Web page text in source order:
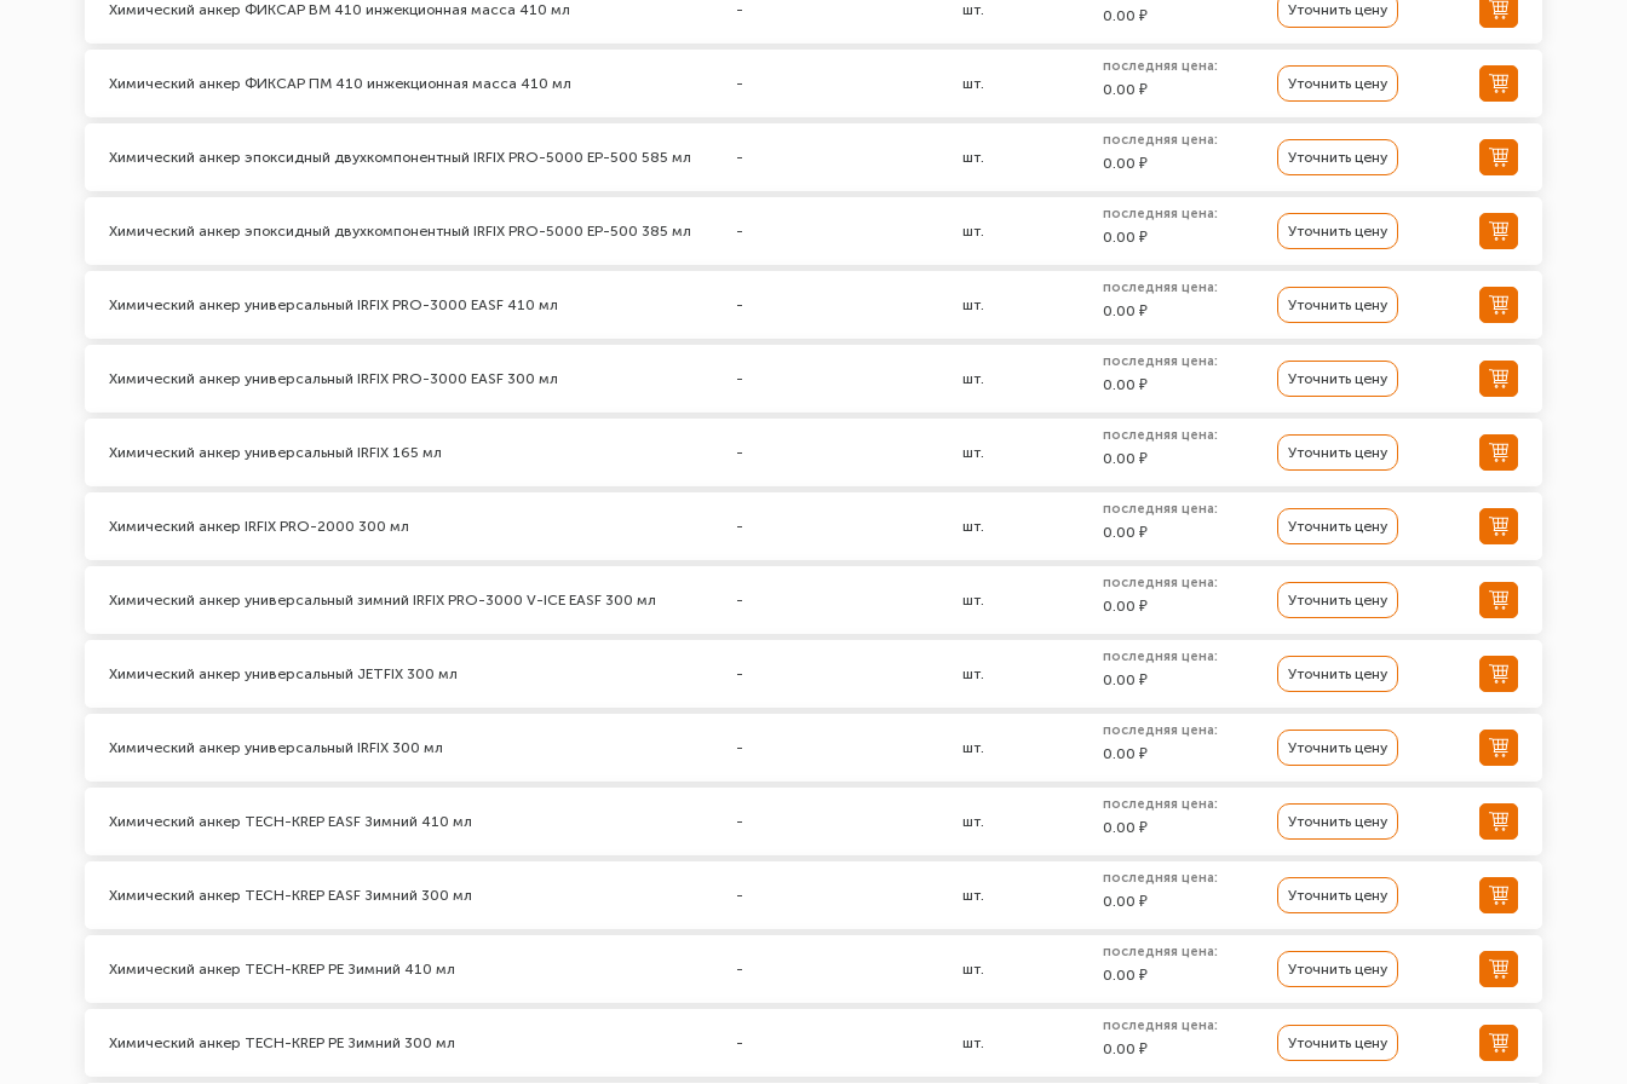
Химический анкер ФИКСАР ВМ 410 инжекционная масса 410 мл - шт. 0.00 ₽ Уточнить цену
Химический анкер ФИКСАР ПМ 410 инжекционная масса 410 мл - шт.
последняя цена:
0.00 ₽ Уточнить цену
Химический анкер эпоксидный двухкомпонентный IRFIX PRO-5000 ЕР-500 585 мл - шт.
последняя цена:
0.00 ₽ Уточнить цену
Химический анкер эпоксидный двухкомпонентный IRFIX PRO-5000 ЕР-500 385 мл - шт.
последняя цена:
0.00 ₽ Уточнить цену
Химический анкер универсальный IRFIX PRO-3000 EASF 410 мл - шт.
последняя цена:
0.00 ₽ Уточнить цену
Химический анкер универсальный IRFIX PRO-3000 EASF 300 мл - шт.
последняя цена:
0.00 ₽ Уточнить цену
Химический анкер универсальный IRFIX 165 мл - шт.
последняя цена:
0.00 ₽ Уточнить цену
Химический анкер IRFIX PRO-2000 300 мл - шт.
последняя цена:
0.00 ₽ Уточнить цену
Химический анкер универсальный зимний IRFIX PRO-3000 V-ICE EASF 300 мл - шт.
последняя цена:
0.00 ₽ Уточнить цену
Химический анкер универсальный JETFIX 300 мл - шт.
последняя цена:
0.00 ₽ Уточнить цену
Химический анкер универсальный IRFIX 300 мл - шт.
последняя цена:
0.00 ₽ Уточнить цену
Химический анкер TECH-KREP EASF Зимний 410 мл - шт.
последняя цена:
0.00 ₽ Уточнить цену
Химический анкер TECH-KREP EASF Зимний 300 мл - шт.
последняя цена:
0.00 ₽ Уточнить цену
Химический анкер TECH-KREP PE Зимний 410 мл - шт.
последняя цена:
0.00 ₽ Уточнить цену
Химический анкер TECH-KREP PE Зимний 300 мл - шт.
последняя цена:
0.00 ₽ Уточнить цену